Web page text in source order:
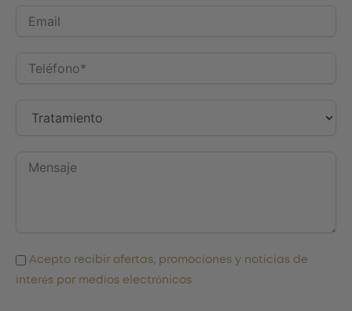
Acepto recibir ofertas, promociones y noticias de
interés por medios electrónicos